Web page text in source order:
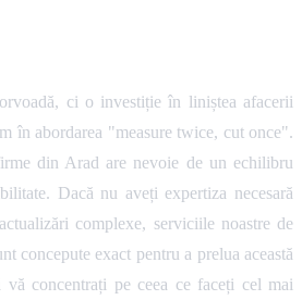
ci o investiție în liniștea afacerii
în abordarea "measure twice, cut once".
din Arad are nevoie de un echilibru
Dacă nu aveți expertiza necesară
complexe, serviciile noastre de
concepute exact pentru a prelua această
vă concentrați pe ceea ce faceți cel mai